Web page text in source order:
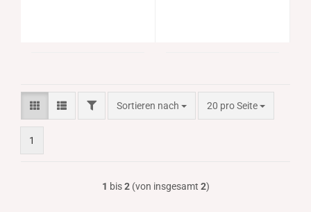
FILTERSortieren nach
Sortieren nach 20 pro Seite
pro Seite
1
1 bis2(von insgesamt 2)